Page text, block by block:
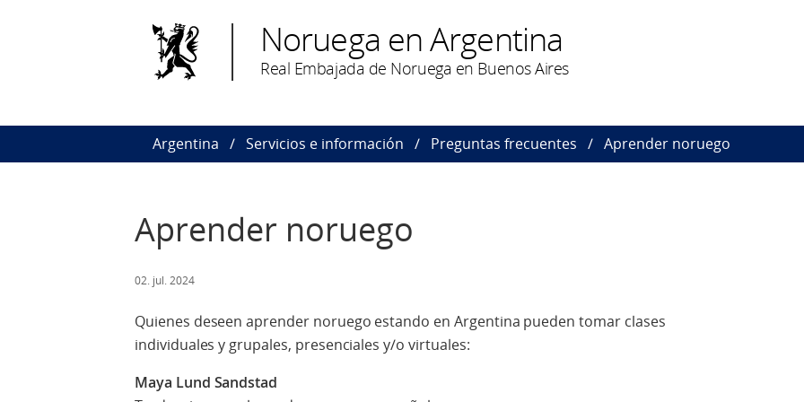
Noruega en Argentina
Real Embajada de Noruega en Buenos Aires
Argentina Servicios e información Preguntas frecuentes Aprender noruego
Aprender noruego
02. jul. 2024
Quienes deseen aprender noruego estando en Argentina pueden tomar clases
individuales y grupales, presenciales y/o virtuales:
Maya Lund Sandstad